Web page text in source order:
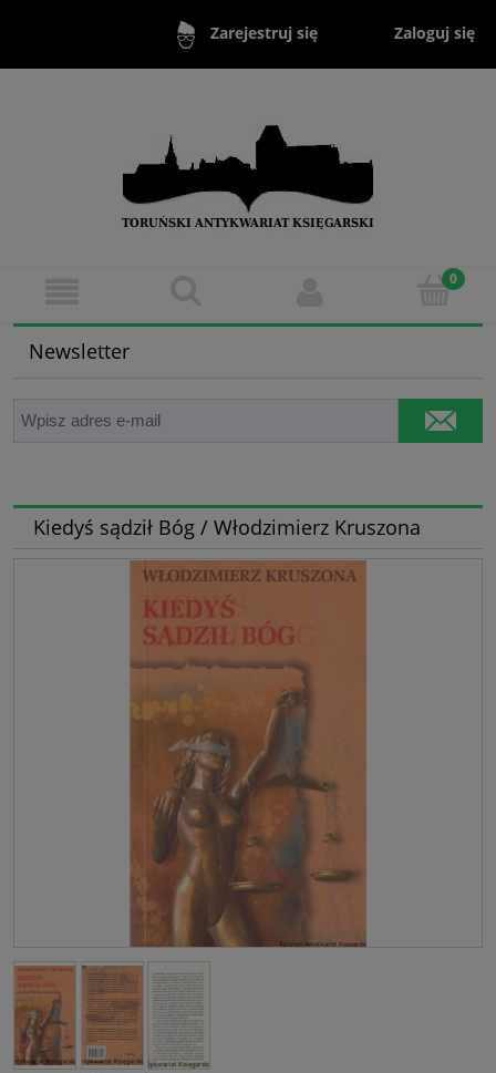
Zarejestruj się Zaloguj się
Newsletter
Kiedyś sądził Bóg / Włodzimierz Kruszona